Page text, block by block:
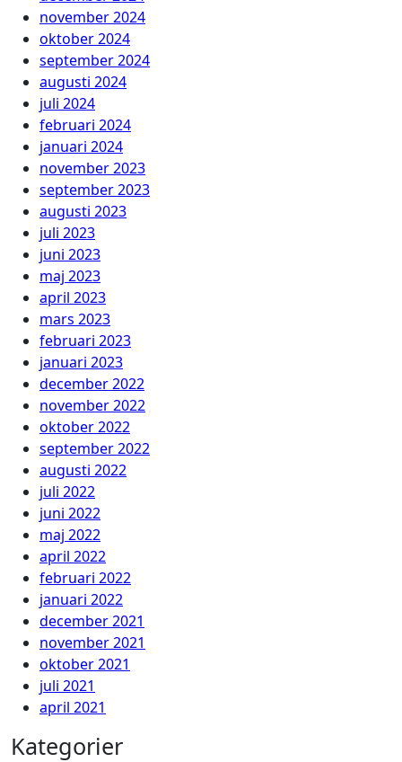
november 2024
oktober 2024
september 2024
augusti 2024
juli 2024
februari 2024
januari 2024
november 2023
september 2023
augusti 2023
juli 2023
juni 2023
maj 2023
april 2023
mars 2023
februari 2023
januari 2023
december 2022
november 2022
oktober 2022
september 2022
augusti 2022
juli 2022
juni 2022
maj 2022
april 2022
februari 2022
januari 2022
december 2021
november 2021
oktober 2021
juli 2021
april 2021
Kategorier